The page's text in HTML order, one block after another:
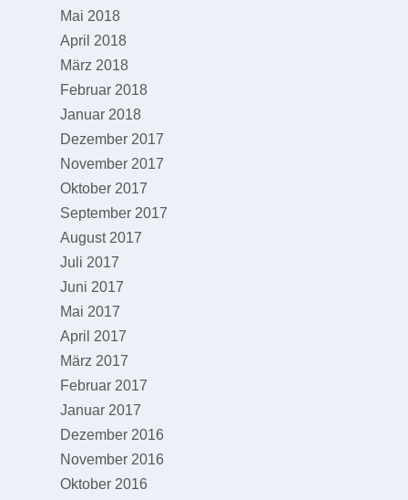
Mai 2018
April 2018
März 2018
Februar 2018
Januar 2018
Dezember 2017
November 2017
Oktober 2017
September 2017
August 2017
Juli 2017
Juni 2017
Mai 2017
April 2017
März 2017
Februar 2017
Januar 2017
Dezember 2016
November 2016
Oktober 2016